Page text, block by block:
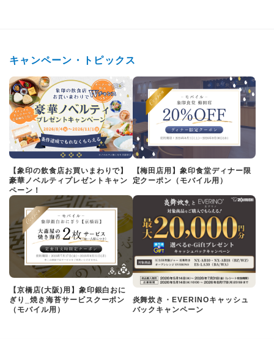
キャンペーン・トピックス
【象印の飲食店お買いまわりで】
豪華ノベルティプレゼントキャン
ペーン！
【梅田店用】象印食堂ディナー限
定クーポン（モバイル用）
【京橋店(大阪)用】象印銀白おに
ぎり_焼き海苔サービスクーポン
（モバイル用）
炎舞炊き・EVERINOキャッシュ
バックキャンペーン